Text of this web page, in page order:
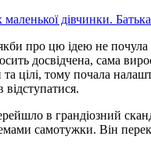
дівчинки.
про цю ідею не
досвідчена, сама
цілі, тому почала
в грандіозний
самотужки. Він